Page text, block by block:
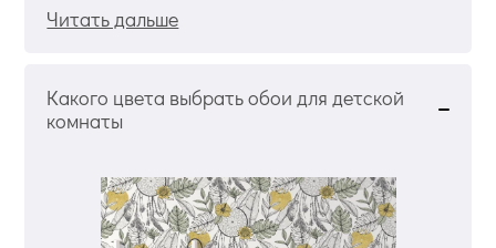
Читать дальше
Какого цвета выбрать обои для детской
комнаты